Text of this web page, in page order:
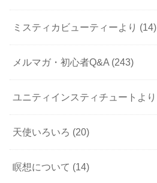
ミスティカビューティーより (14)
メルマガ・初心者Q&A (243)
ユニティインスティチュートより
天使いろいろ (20)
瞑想について (14)